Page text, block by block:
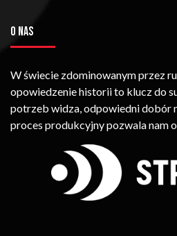
O NAS
W świecie zdominowanym przez
opowiedzenie historii to klucz do
potrzeb widza, odpowiedni dobór
proces produkcyjny pozwala nam